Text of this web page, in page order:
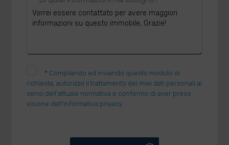
* Compilando ed inviando questo modulo di
richiesta, autorizzo il trattamento dei miei dati personali ai
sensi dell'attuale normativa e confermo di aver preso
visione dell'informativa privacy.